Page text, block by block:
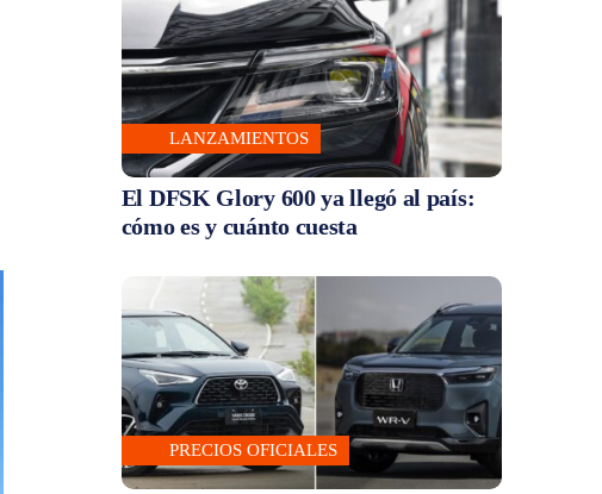
LANZAMIENTOS
El DFSK Glory 600 ya llegó al país:
cómo es y cuánto cuesta
PRECIOS OFICIALES